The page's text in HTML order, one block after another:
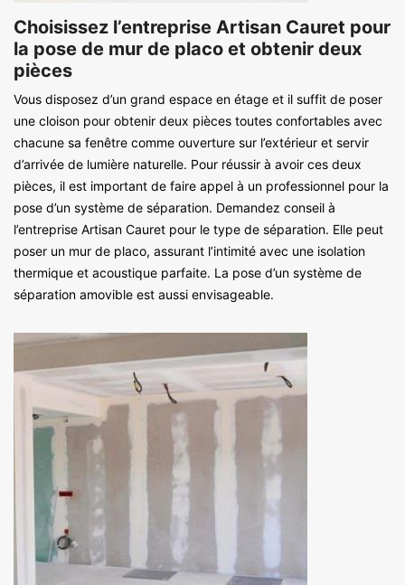
Choisissez l’entreprise Artisan Cauret pour
la pose de mur de placo et obtenir deux
pièces
Vous disposez d’un grand espace en étage et il suffit de poser
une cloison pour obtenir deux pièces toutes confortables avec
chacune sa fenêtre comme ouverture sur l’extérieur et servir
d’arrivée de lumière naturelle. Pour réussir à avoir ces deux
pièces, il est important de faire appel à un professionnel pour la
pose d’un système de séparation. Demandez conseil à
l’entreprise Artisan Cauret pour le type de séparation. Elle peut
poser un mur de placo, assurant l’intimité avec une isolation
thermique et acoustique parfaite. La pose d’un système de
séparation amovible est aussi envisageable.